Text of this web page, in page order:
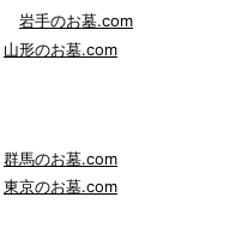
岩手のお墓.com
山形のお墓.com
群馬のお墓.com
東京のお墓.com